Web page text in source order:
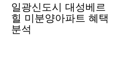
일광신도시 대성베르
힐 미분양아파트 혜택
분석